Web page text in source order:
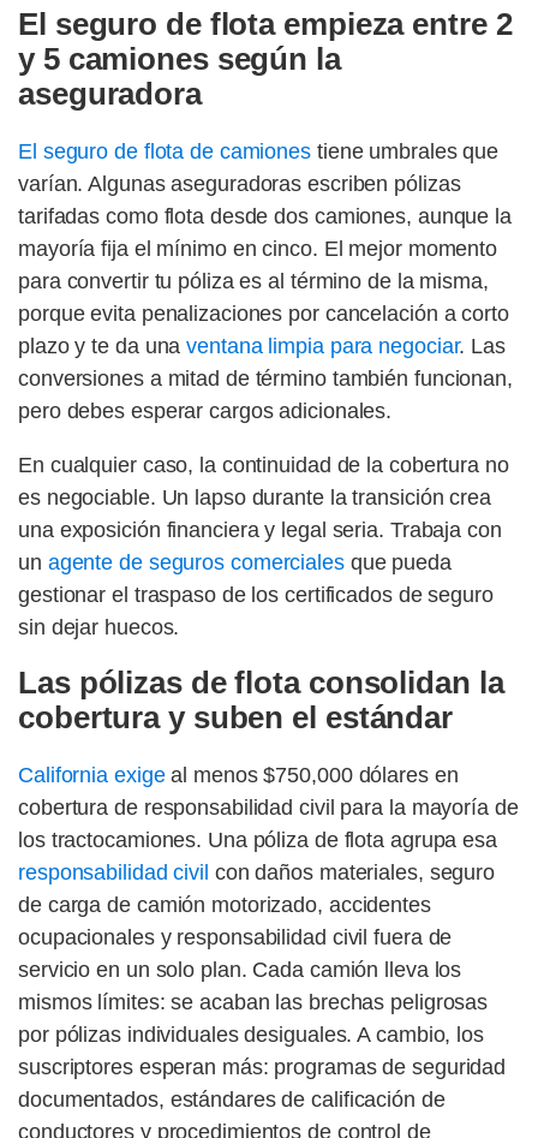
El seguro de flota empieza entre 2
y 5 camiones según la
aseguradora
El seguro de flota de camiones tiene umbrales que
varían. Algunas aseguradoras escriben pólizas
tarifadas como flota desde dos camiones, aunque la
mayoría fija el mínimo en cinco. El mejor momento
para convertir tu póliza es al término de la misma,
porque evita penalizaciones por cancelación a corto
plazo y te da una ventana limpia para negociar. Las
conversiones a mitad de término también funcionan,
pero debes esperar cargos adicionales.
En cualquier caso, la continuidad de la cobertura no
es negociable. Un lapso durante la transición crea
una exposición financiera y legal seria. Trabaja con
un agente de seguros comercialesque pueda
gestionar el traspaso de los certificados de seguro
sin dejar huecos.
Las pólizas de flota consolidan la
cobertura y suben el estándar
California exigeal menos $750,000 dólares en
cobertura de responsabilidad civil para la mayoría de
los tractocamiones. Una póliza de flota agrupa esa
responsabilidad civil con daños materiales, seguro
de carga de camión motorizado, accidentes
ocupacionales y responsabilidad civil fuera de
servicio en un solo plan. Cada camión lleva los
mismos límites: se acaban las brechas peligrosas
por pólizas individuales desiguales. A cambio, los
suscriptores esperan más: programas de seguridad
documentados, estándares de calificación de
conductores y procedimientos de control de